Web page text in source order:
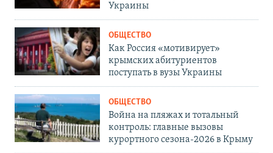
Украины
ОБЩЕСТВО
Как Россия «мотивирует»
крымских абитуриентов
поступать в вузы Украины
ОБЩЕСТВО
Война на пляжах и тотальный
контроль: главные вызовы
курортного сезона-2026 в Крыму